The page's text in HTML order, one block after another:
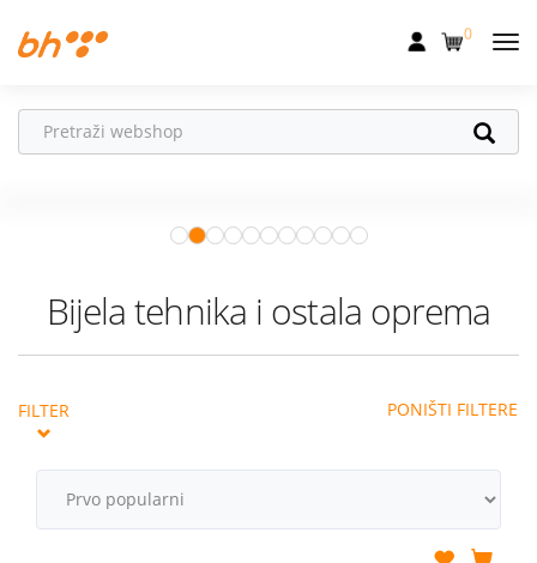
Fiksna
Uređaji
Akcije
Podrška
0
Ne propusti
Prood 04.08.–31.08. očekuju te
super pokloni!
Bijela tehnika i ostala oprema
FILTER PONIŠTI FILTERE